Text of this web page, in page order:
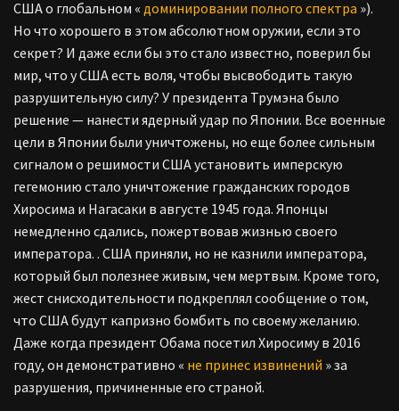
США о глобальном « доминировании полного спектра »).
Но что хорошего в этом абсолютном оружии, если это
секрет? И даже если бы это стало известно, поверил бы
мир, что у США есть воля, чтобы высвободить такую
разрушительную силу? У президента Трумэна было
решение — нанести ядерный удар по Японии. Все военные
цели в Японии были уничтожены, но еще более сильным
сигналом о решимости США установить имперскую
гегемонию стало уничтожение гражданских городов
Хиросима и Нагасаки в августе 1945 года. Японцы
немедленно сдались, пожертвовав жизнью своего
императора. . США приняли, но не казнили императора,
который был полезнее живым, чем мертвым. Кроме того,
жест снисходительности подкреплял сообщение о том,
что США будут капризно бомбить по своему желанию.
Даже когда президент Обама посетил Хиросиму в 2016
году, он демонстративно « не принес извинений » за
разрушения, причиненные его страной.